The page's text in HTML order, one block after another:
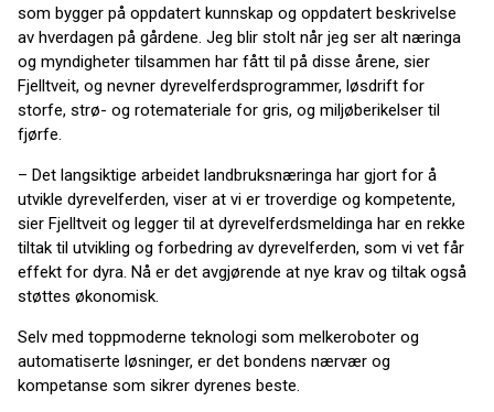
som bygger på oppdatert kunnskap og oppdatert beskrivelse
av hverdagen på gårdene. Jeg blir stolt når jeg ser alt næringa
og myndigheter tilsammen har fått til på disse årene, sier
Fjelltveit, og nevner dyrevelferdsprogrammer, løsdrift for
storfe, strø- og rotemateriale for gris, og miljøberikelser til
fjørfe.
– Det langsiktige arbeidet landbruksnæringa har gjort for å
utvikle dyrevelferden, viser at vi er troverdige og kompetente,
sier Fjelltveit og legger til at dyrevelferdsmeldinga har en rekke
tiltak til utvikling og forbedring av dyrevelferden, som vi vet får
effekt for dyra. Nå er det avgjørende at nye krav og tiltak også
støttes økonomisk.
Selv med toppmoderne teknologi som melkeroboter og
automatiserte løsninger, er det bondens nærvær og
kompetanse som sikrer dyrenes beste.